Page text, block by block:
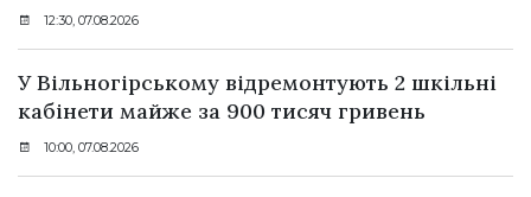
12:30, 07.08.2026
У Вільногірському відремонтують 2 шкільні
кабінети майже за 900 тисяч гривень
10:00, 07.08.2026